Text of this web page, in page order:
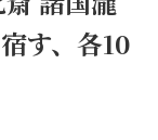
す、各10